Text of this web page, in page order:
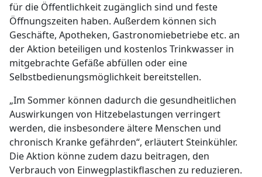
für die Öffentlichkeit zugänglich sind und feste
Öffnungszeiten haben. Außerdem können sich
Geschäfte, Apotheken, Gastronomiebetriebe etc. an
der Aktion beteiligen und kostenlos Trinkwasser in
mitgebrachte Gefäße abfüllen oder eine
Selbstbedienungsmöglichkeit bereitstellen.
„Im Sommer können dadurch die gesundheitlichen
Auswirkungen von Hitzebelastungen verringert
werden, die insbesondere ältere Menschen und
chronisch Kranke gefährden“, erläutert Steinkühler.
Die Aktion könne zudem dazu beitragen, den
Verbrauch von Einwegplastikflaschen zu reduzieren.